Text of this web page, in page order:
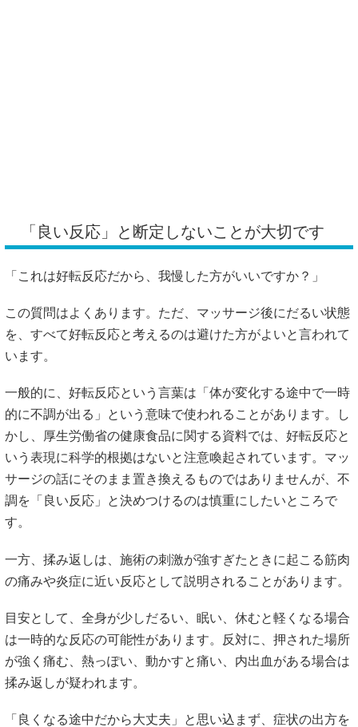
「良い反応」と断定しないことが大切です
「これは好転反応だから、我慢した方がいいですか？」
この質問はよくあります。ただ、マッサージ後にだるい状態
を、すべて好転反応と考えるのは避けた方がよいと言われて
います。
一般的に、好転反応という言葉は「体が変化する途中で一時
的に不調が出る」という意味で使われることがあります。し
かし、厚生労働省の健康食品に関する資料では、好転反応と
いう表現に科学的根拠はないと注意喚起されています。マッ
サージの話にそのまま置き換えるものではありませんが、不
調を「良い反応」と決めつけるのは慎重にしたいところで
す。
一方、揉み返しは、施術の刺激が強すぎたときに起こる筋肉
の痛みや炎症に近い反応として説明されることがあります。
目安として、全身が少しだるい、眠い、休むと軽くなる場合
は一時的な反応の可能性があります。反対に、押された場所
が強く痛む、熱っぽい、動かすと痛い、内出血がある場合は
揉み返しが疑われます。
「良くなる途中だから大丈夫」と思い込まず、症状の出方を